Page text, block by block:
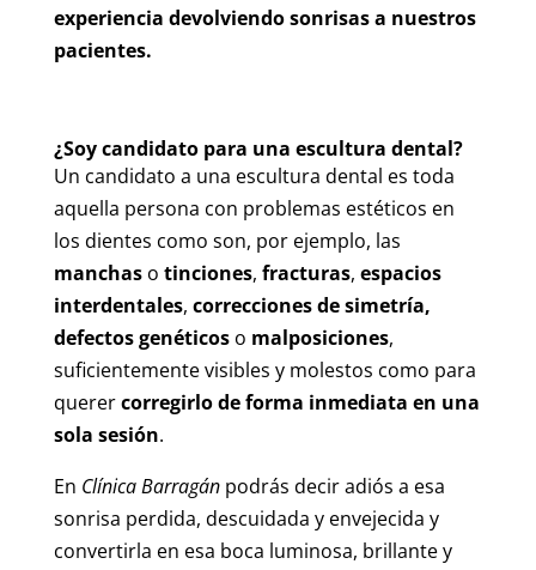
experiencia devolviendo sonrisas a nuestros
pacientes.
¿Soy candidato para una escultura dental?
Un candidato a una escultura dental es toda
aquella persona con problemas estéticos en
los dientes como son, por ejemplo, las
manchaso tinciones, fracturas, espacios
interdentales, correcciones de simetría,
defectos genéticos o malposiciones,
suficientemente visibles y molestos como para
querercorregirlo de forma inmediata en una
sola sesión.
En Clínica Barragánpodrás decir adiós a esa
sonrisa perdida, descuidada y envejecida y
convertirla en esa boca luminosa, brillante y